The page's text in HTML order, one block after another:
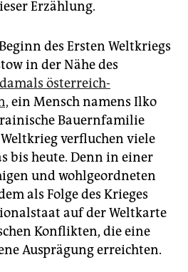
Erzählung.
des Ersten Weltkriegs
in der Nähe des
österreich-
ein Mensch namens Ilko
Bauernfamilie
verfluchen viele
bis heute. Denn in einer
und wohlgeordneten
als Folge des Krieges
auf der Weltkarte
Konflikten, die eine
Ausprägung erreichten.